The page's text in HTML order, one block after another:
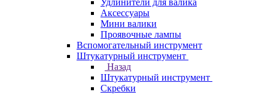
Удлинители для валика
Аксессуары
Мини валики
Проявочные лампы
Вспомогательный инструмент
Штукатурный инструмент
Назад
Штукатурный инструмент
Скребки